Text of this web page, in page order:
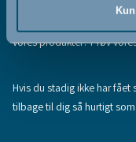
Fandt du ikke den
vores produkter? Prøv
Hvis du stadig ikke har fået
tilbage til dig så hurtigt